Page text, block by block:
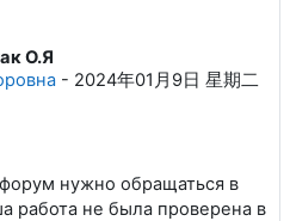
Андреевна
О.Я
- 2024年01月9日 星期二
нужно обращаться в
работа не была проверена в